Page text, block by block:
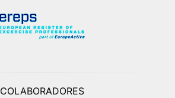
COLABORADORES